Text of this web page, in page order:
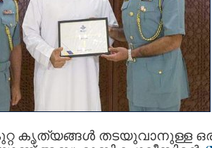
കൃത്യങ്ങൾ തടയുവാനുള്ള